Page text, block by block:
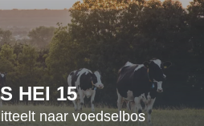
HEI 15
naar voedselbos